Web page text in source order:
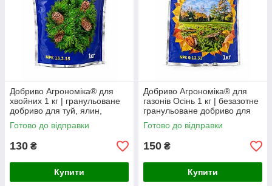
Добриво Агрономіка® для
хвойних 1 кг | гранульоване
добриво для туй, ялин,
сосен, ялівців та інших
хвойних рослин
Готово до відправки
130 ₴
Купити
Добриво Агрономіка® для
газонів Осінь 1 кг | безазотне
гранульоване добриво для
підготовки газону
Готово до відправки
150 ₴
Купити